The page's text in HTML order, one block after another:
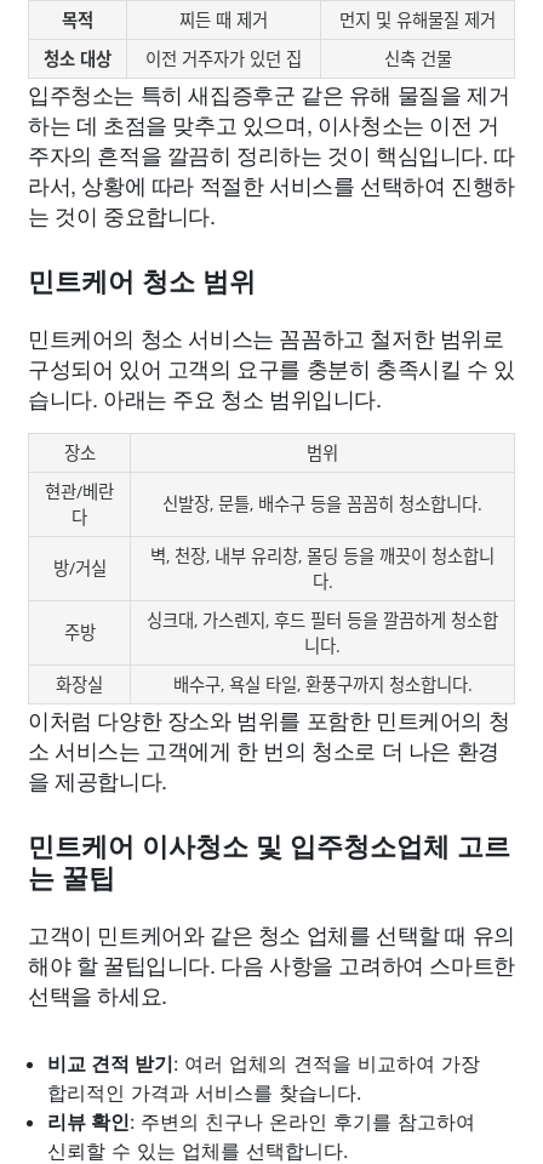
목적 찌든 때 제거
먼지 및 유해물질 제거
청소 대상
이전 거주자가 있던 집 신축 건물
입주청소는 특히 새집증후군 같은 유해 물질을 제거
하는 데 초점을 맞추고 있으며, 이사청소는 이전 거
주자의 흔적을 깔끔히 정리하는 것이 핵심입니다. 따
라서, 상황에 따라 적절한 서비스를 선택하여 진행하
는 것이 중요합니다.
민트케어 청소 범위
민트케어의 청소 서비스는 꼼꼼하고 철저한 범위로
구성되어 있어 고객의 요구를 충분히 충족시킬 수 있
습니다. 아래는 주요 청소 범위입니다.
장소
범위
현관/베란
다
신발장, 문틀, 배수구 등을 꼼꼼히 청소합니다.
방/거실
벽, 천장, 내부 유리창, 몰딩 등을 깨끗이 청소합니
다.
주방
싱크대, 가스렌지, 후드 필터 등을 깔끔하게 청소합
니다.
화장실
배수구, 욕실 타일, 환풍구까지 청소합니다.
이처럼 다양한 장소와 범위를 포함한 민트케어의 청
소 서비스는 고객에게 한 번의 청소로 더 나은 환경
을 제공합니다.
민트케어 이사청소 및 입주청소업체 고르
는 꿀팁
고객이 민트케어와 같은 청소 업체를 선택할 때 유의
해야 할 꿀팁입니다. 다음 사항을 고려하여 스마트한
선택을 하세요.
비교 견적 받기: 여러 업체의 견적을 비교하여 가장
합리적인 가격과 서비스를 찾습니다.
리뷰 확인: 주변의 친구나 온라인 후기를 참고하여
신뢰할 수 있는 업체를 선택합니다.